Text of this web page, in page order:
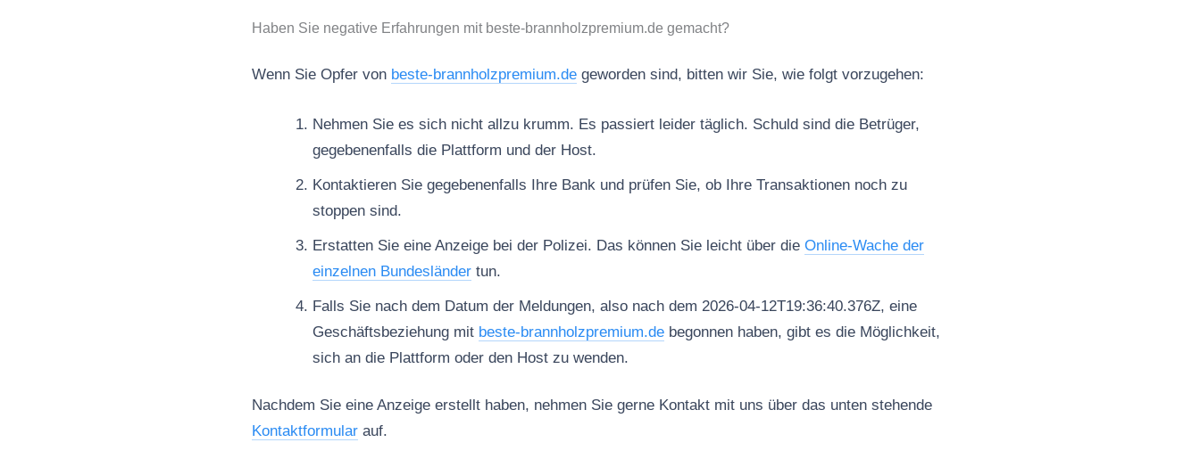
Haben Sie negative Erfahrungen mit beste-brannholzpremium.de gemacht?
Wenn Sie Opfer von beste-brannholzpremium.de geworden sind, bitten wir Sie, wie folgt vorzugehen:
Nehmen Sie es sich nicht allzu krumm. Es passiert leider täglich. Schuld sind die Betrüger,
gegebenenfalls die Plattform und der Host.
Kontaktieren Sie gegebenenfalls Ihre Bank und prüfen Sie, ob Ihre Transaktionen noch zu
stoppen sind.
Erstatten Sie eine Anzeige bei der Polizei. Das können Sie leicht über die Online-Wache der
einzelnen Bundesländer tun.
Falls Sie nach dem Datum der Meldungen, also nach dem 2026-04-12T19:36:40.376Z, eine
Geschäftsbeziehung mit beste-brannholzpremium.de begonnen haben, gibt es die Möglichkeit,
sich an die Plattform oder den Host zu wenden.
Nachdem Sie eine Anzeige erstellt haben, nehmen Sie gerne Kontakt mit uns über das unten stehende
Kontaktformular auf.